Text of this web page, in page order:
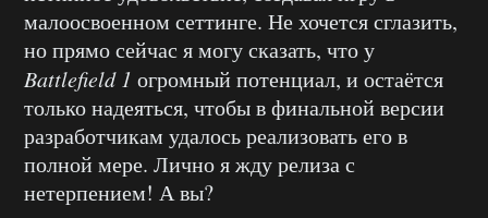
малоосвоенном сеттинге. Не хочется сглазить,
но прямо сейчас я могу сказать, что у
Battlefield 1 огромный потенциал, и остаётся
только надеяться, чтобы в финальной версии
разработчикам удалось реализовать его в
полной мере. Лично я жду релиза с
нетерпением! А вы?